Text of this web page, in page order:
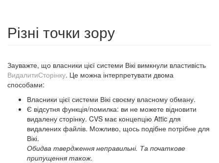
Різні точки зору
Зауважте, що власники цієї системи Вікі вимкнули властивість
ВидалитиСторінку. Це можна інтерпретувати двома
способами:
Власники цієї системи Вікі своєму власному обману.
Є відсутня функція/помилка: ви не можете відновити
видалену сторінку. CVS має концепцію Attic для
видалених файлів. Можливо, щось подібне потрібне для
Вікі.
Обидва твердження неправильні. Та початкове
припущення також.